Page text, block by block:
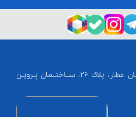
تهران، میدان عطار، خیابان عطار، پلاک 26، ســاختــمان پـرویـن